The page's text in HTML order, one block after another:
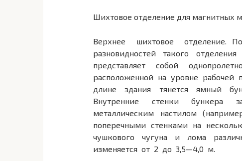
Шихтовое отделение для магнитных
Верхнее шихтовое отделение.
разновидностей такого
представляет собой
расположенной на уровне рабочей
длине здания тянется ямный
Внутренние стенки
металлическим настилом
поперечными стенками на
чушкового чугуна и лома
изменяется от 2 до 3,5—4,0 м.